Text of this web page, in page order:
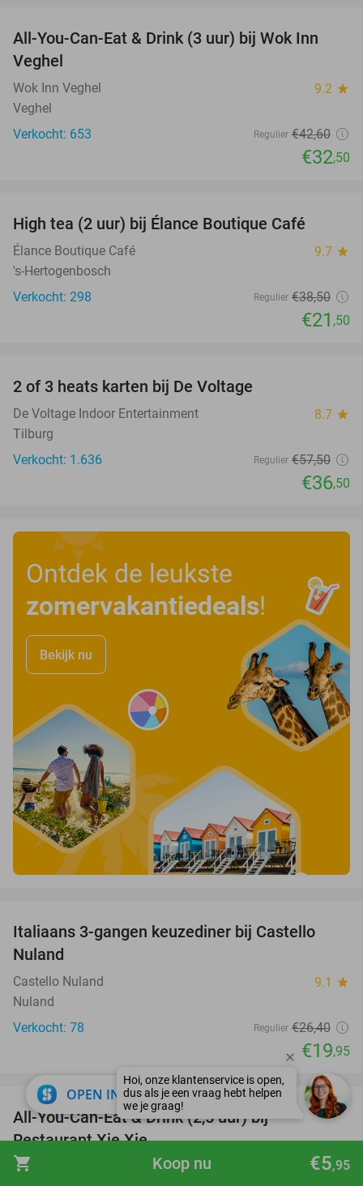
shopping_cart €5,95
Koop nu
24%
All-You-Can-Eat & Drink (3 uur) bij Wok Inn
Veghel
Wok Inn Veghel 9.2 star
Veghel
Verkocht: 653
Regulier €42,60
€32,50
High tea (2 uur) bij Élance Boutique Café
Élance Boutique Café 9.7 star
's-Hertogenbosch
Verkocht: 298
Regulier €38,50
€21 ,50
2 of 3 heats karten bij De Voltage
De Voltage Indoor Entertainment 8.7 star
Tilburg
Verkocht: 1.636
Regulier €57,50
€36,50
Ontdek de leukste
zomervakantiedeals!
Bekijk nu
24%
Italiaans 3-gangen keuzediner bij Castello
Nuland
Castello Nuland 9.1 star
Nuland
Verkocht: 78
Regulier €26,40
€19,95
17%
favorite_border
All-You-Can-Eat & Drink (2,5 uur) bij
Restaurant Xie Xie
Restaurant Xie Xie 8.9star
OPEN IN APP close